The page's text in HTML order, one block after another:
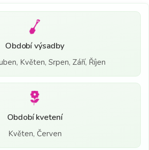
Období výsadby
Květen, Srpen, Září, Říjen
Období kvetení
Květen, Červen